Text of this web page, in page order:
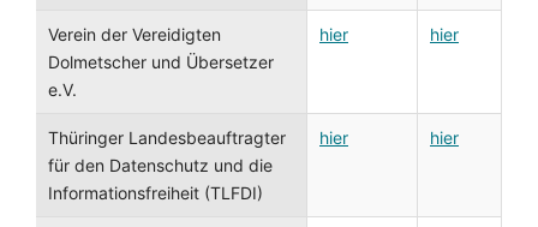
Verein der Vereidigten
Dolmetscher und Übersetzer
e.V.
hier hier
Thüringer Landesbeauftragter
für den Datenschutz und die
Informationsfreiheit (TLFDI)
hier hier